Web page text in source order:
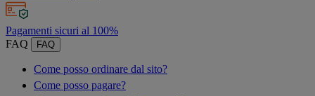
Pagamenti sicuri al 100%
FAQ
FAQ
Come posso ordinare dal sito?
Come posso pagare?